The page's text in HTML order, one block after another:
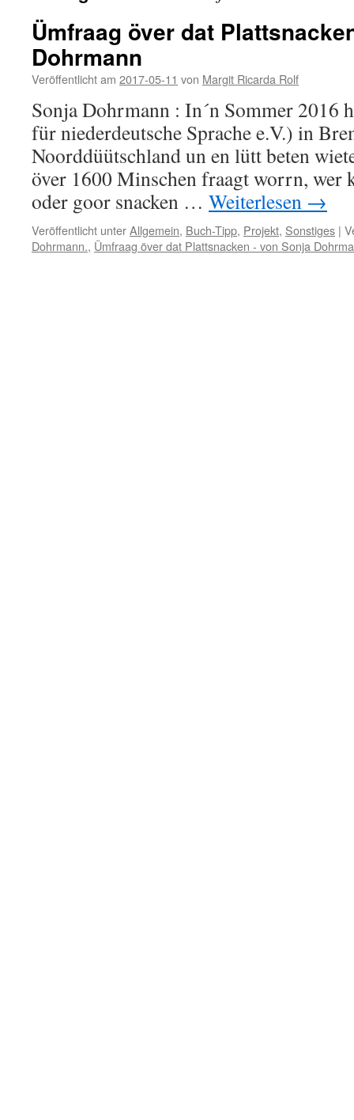
Ümfraag över dat
Dohrmann
Veröffentlicht am 2017-05-11 von Margit Ricarda Rolf
Sonja Dohrmann : In´n Sommer 2016
für niederdeutsche Sprache e.V.) in
Noorddüütschland un en lütt beten
över 1600 Minschen fraagt worrn, wer
oder goor snacken … Weiterlesen →
Veröffentlicht unterAllgemein, Buch-Tipp, Projekt, Sonstiges |
Dohrmann., Ümfraag över dat Plattsnacken - von Sonja